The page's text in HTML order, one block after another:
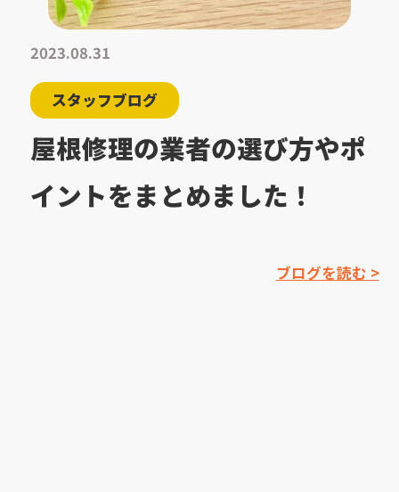
2023.08.31
スタッフブログ
屋根修理の業者の選び方やポ
イントをまとめました！
ブログを読む >